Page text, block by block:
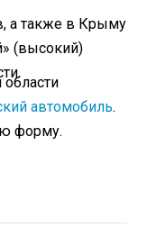
а также в Крыму
(высокий)
автомобиль.
форму.